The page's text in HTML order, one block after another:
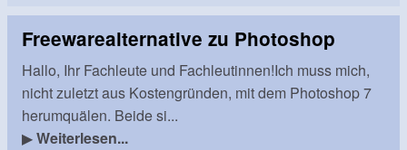
Freewarealternative zu Photoshop
Hallo, Ihr Fachleute und Fachleutinnen!Ich muss mich,
nicht zuletzt aus Kostengründen, mit dem Photoshop 7
herumquälen. Beide si...
▶Weiterlesen...